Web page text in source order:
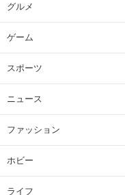
グルメ
ゲーム
スポーツ
ニュース
ファッション
ホビー
ライフ